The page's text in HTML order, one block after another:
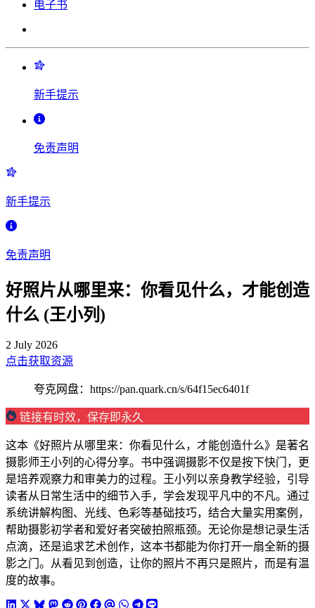
电子书
新手提示
免责声明
新手提示
免责声明
好照片从哪里来：你看见什么，才能创造
什么 (王小列)
2 July 2026
点击获取资源
夸克网盘：https://pan.quark.cn/s/64f15ec6401f
链接有时效，保存即永久
这本《好照片从哪里来：你看见什么，才能创造什么》是著名
摄影师王小列的心得分享。书中强调摄影不仅是按下快门，更
是培养观察力和审美力的过程。王小列以亲身教学经验，引导
读者从日常生活中的细节入手，学会发现平凡中的不凡。通过
系统讲解构图、光线、色彩等基础技巧，结合大量实用案例，
帮助摄影初学者和爱好者突破拍照瓶颈。无论你是想记录生活
点滴，还是追求艺术创作，这本书都能为你打开一扇全新的摄
影之门。从看见到创造，让你的照片不再只是照片，而是有温
度的故事。